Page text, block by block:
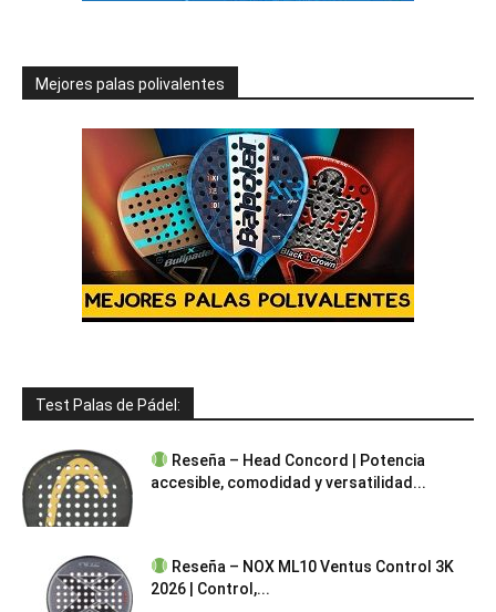
Mejores palas polivalentes
Test Palas de Pádel:
Reseña – Head Concord | Potencia
accesible, comodidad y versatilidad...
Reseña – NOX ML10 Ventus Control 3K
2026 | Control,...